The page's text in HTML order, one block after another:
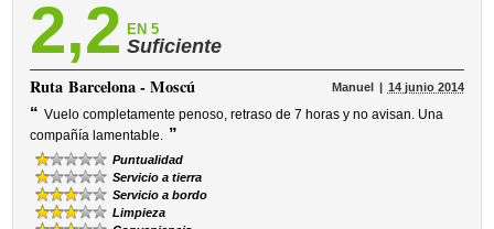
2,2 EN 5
Suficiente
RutaBarcelona - Moscú Manuel 14 junio 2014
“ Vuelo completamente penoso, retraso de 7 horas y no avisan. Una
compañía lamentable. ”
Puntualidad
Servicio a tierra
Servicio a bordo
Limpieza